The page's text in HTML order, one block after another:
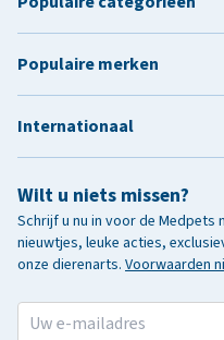
Wilt u niets missen?
Schrijf u nu in voor de
nieuwtjes, leuke acties,
onze dierenarts. Voorwaarden
Populaire merken
Internationaal